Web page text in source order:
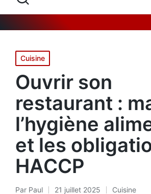
Posted
in
Cuisine
Ouvrir son
restaurant :
l’hygiène
et les
HACCP
Par Paul 21 juillet 2025 Cuisine